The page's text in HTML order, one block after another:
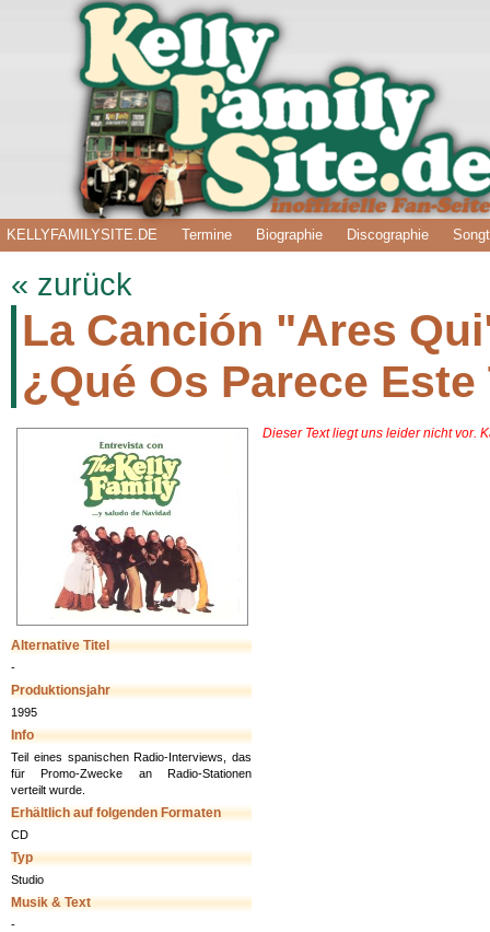
KELLYFAMILYSITE.DE Termine Biographie Discographie
« zurück
La Canción "Ares
¿Qué Os Parece
Alternative Titel
-
Produktionsjahr
1995
Info
Teil eines spanischen Radio-Interviews, das
für Promo-Zwecke an Radio-Stationen
verteilt wurde.
Erhältlich auf folgenden Formaten
CD
Typ
Studio
Musik & Text
-
Dieser Text liegt uns leider nicht vor.